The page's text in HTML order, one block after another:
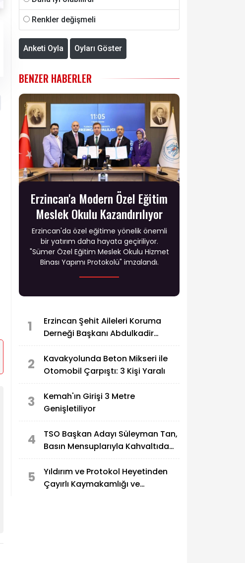
Renkler değişmeli
Anketi Oyla Oyları Göster
BENZER HABERLER
Erzincan'a Modern Özel Eğitim
Meslek Okulu Kazandırılıyor
Erzincan'da özel eğitime yönelik önemli
bir yatırım daha hayata geçiriliyor.
"Sümer Özel Eğitim Meslek Okulu Hizmet
Binası Yapımı Protokolü" imzalandı.
1
Erzincan Şehit Aileleri Koruma
Derneği Başkanı Abdulkadir
2
Kavakyolunda Beton Mikseri ile
Otomobil Çarpıştı: 3 Kişi Yaralı
3
Kemah'ın Girişi 3 Metre
Genişletiliyor
4
TSO Başkan Adayı Süleyman Tan,
Basın Mensuplarıyla Kahvaltıda
5
Yıldırım ve Protokol Heyetinden
Çayırlı Kaymakamlığı ve